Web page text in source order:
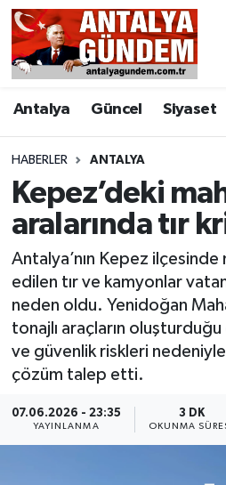
Antalya Güncel Siyaset
HABERLER ANTALYA
Kepez’deki
aralarında tır
Antalya’nın Kepez ilçesinde
edilen tır ve kamyonlar
neden oldu. Yenidoğan
tonajlı araçların
ve güvenlik riskleri
çözüm talep etti.
07.06.2026 - 23:35
YAYINLANMA
3 DK
OKUNMA
Antalya
Asayiş
Bilim & Teknoloji
Bölge
EĞİTİM
Genel
Görüntülü Haber
Güncel
Antalya Nöbetçi
Antalya Hava Durumu
Antalya Namaz Vakitleri
Antalya Trafik Yoğunluk
Süper Lig Puan Durumu
Tüm Manşetler
Son Dakika Haberleri
Haber Arşivi